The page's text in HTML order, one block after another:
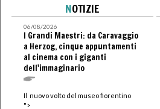
NOTIZIE
06/08/2026
I Grandi Maestri: da Caravaggio
a Herzog, cinque appuntamenti
al cinema con i giganti
dell'immaginario
Il nuovo volto del museo fiorentino
">